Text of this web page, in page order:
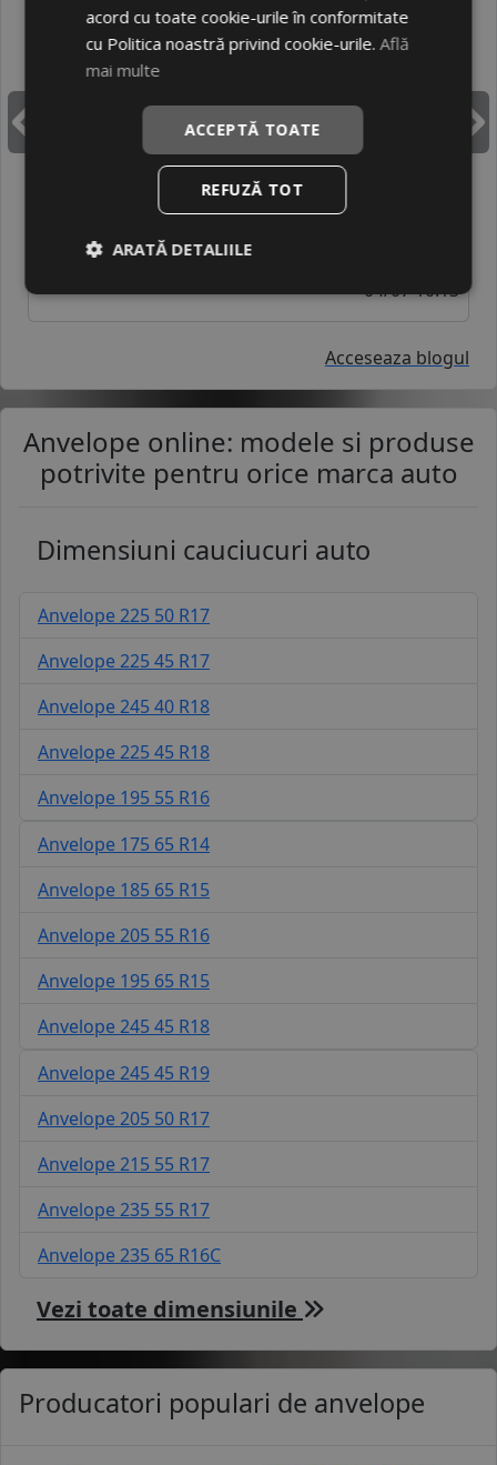
12/07 09:46
Continental PremiumContact 7 vs Bridgestone
Turanza 6 – confort sau aderenta maxima?
Michelin Pilot Sport 5 vs Goodyear Eagle F1
Asymmetric 6 – doua anvelope premium pentru
vara, dar cu personalitati diferite
04/07 10:13
Inapoi
Acceseaza blogul
Anvelope online: modele si produse
potrivite pentru orice marca auto
Dimensiuni cauciucuri auto
Anvelope 225 50 R17
Anvelope 225 45 R17
Anvelope 245 40 R18
Anvelope 225 45 R18
Anvelope 195 55 R16
Anvelope 175 65 R14
Anvelope 185 65 R15
Anvelope 205 55 R16
Anvelope 195 65 R15
Anvelope 245 45 R18
Anvelope 245 45 R19
Anvelope 205 50 R17
Anvelope 215 55 R17
Anvelope 235 55 R17
Anvelope 235 65 R16C
Vezi toate dimensiunile
Producatori populari de anvelope
acord cu toate cookie-urile în conformitate
cu Politica noastră privind cookie-urile.Află
mai multe
ACCEPTĂ TOATE
REFUZĂ TOT
ARATĂ DETALIILE